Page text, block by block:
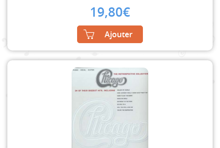
19,80€
Ajouter